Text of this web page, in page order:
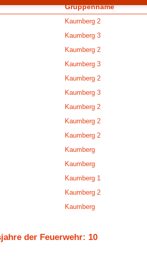
Gruppenname
Kaumberg 2
Kaumberg 3
Kaumberg 2
Kaumberg 3
Kaumberg 2
Kaumberg 3
Kaumberg 2
Kaumberg 2
Kaumberg 2
Kaumberg
Kaumberg
Kaumberg 1
Kaumberg 2
Kaumberg
der Feuerwehr: 10